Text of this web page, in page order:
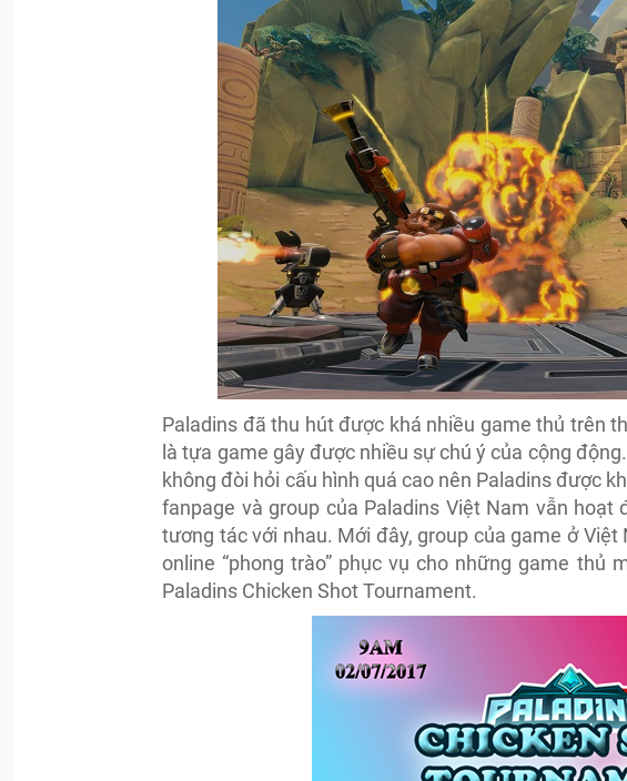
Paladins đã thu hút được khá nhiều game thủ trên
là tựa game gây được nhiều sự chú ý của cộng
không đòi hỏi cấu hình quá cao nên Paladins được
fanpage và group của Paladins Việt Nam vẫn
tương tác với nhau. Mới đây, group của game ở
online “phong trào” phục vụ cho những game thủ
Paladins Chicken Shot Tournament.